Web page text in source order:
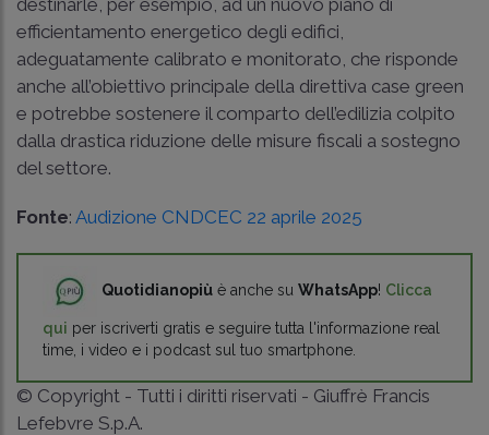
efficientamento energetico degli edifici,
adeguatamente calibrato e monitorato, che risponde
anche all’obiettivo principale della direttiva case green
e potrebbe sostenere il comparto dell’edilizia colpito
dalla drastica riduzione delle misure fiscali a sostegno
del settore.
Fonte: Audizione CNDCEC 22 aprile 2025
Quotidianopiù è anche su WhatsApp! Clicca
qui per iscriverti gratis e seguire tutta l'informazione real
time, i video e i podcast sul tuo smartphone.
© Copyright - Tutti i diritti riservati - Giuffrè Francis
Lefebvre S.p.A.